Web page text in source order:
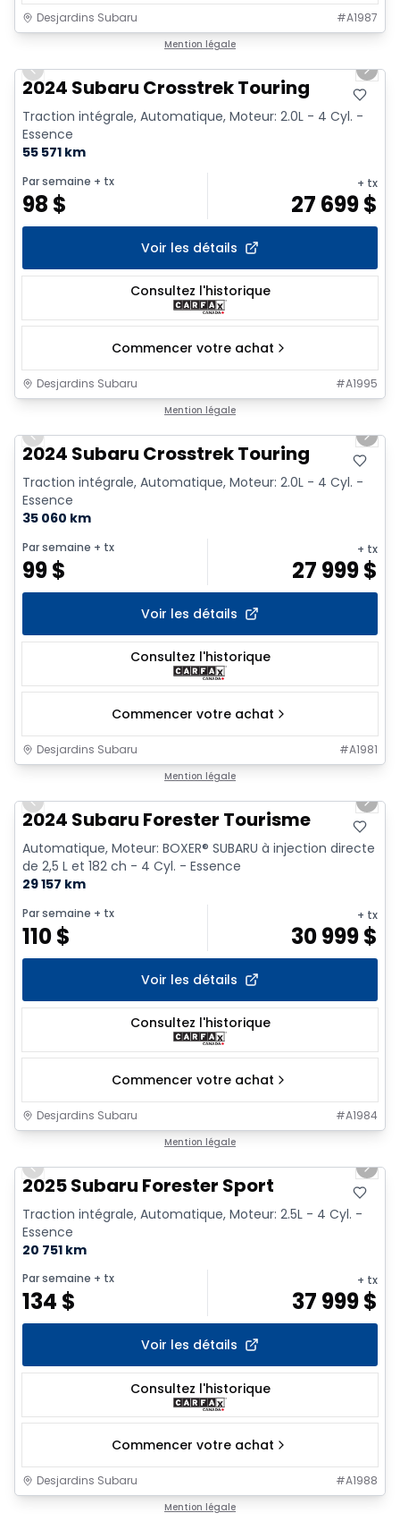
Desjardins Subaru #A1987
Mention légale
Previous slide
Next
2024 Subaru Crosstrek Touring
Traction intégrale, Automatique, Moteur: 2.0L - 4 Cyl. -
Essence
55 571 km
Par semaine + tx
98 $
+ tx
27 699$
Voir les détails
Consultez l'historique
Commencer votre achat
Desjardins Subaru #A1995
Mention légale
Previous slide
Next
2024 Subaru Crosstrek Touring
Traction intégrale, Automatique, Moteur: 2.0L - 4 Cyl. -
Essence
35 060 km
Par semaine + tx
99$
+ tx
27 999$
Voir les détails
Consultez l'historique
Commencer votre achat
Desjardins Subaru #A1981
Mention légale
Previous slide
Next
2024 Subaru Forester Tourisme
Automatique, Moteur: BOXER® SUBARU à injection directe
de 2,5 L et 182 ch - 4 Cyl. - Essence
29 157 km
Par semaine + tx
110$
+ tx
30 999$
Voir les détails
Consultez l'historique
Commencer votre achat
Desjardins Subaru #A1984
Mention légale
Previous slide
Next
2025 Subaru Forester Sport
Traction intégrale, Automatique, Moteur: 2.5L - 4 Cyl. -
Essence
20 751 km
Par semaine + tx
134 $
+ tx
37 999$
Voir les détails
Consultez l'historique
Commencer votre achat
Desjardins Subaru #A1988
Mention légale